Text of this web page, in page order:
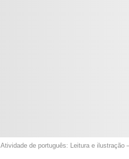
Atividade de português: Leitura e ilustração